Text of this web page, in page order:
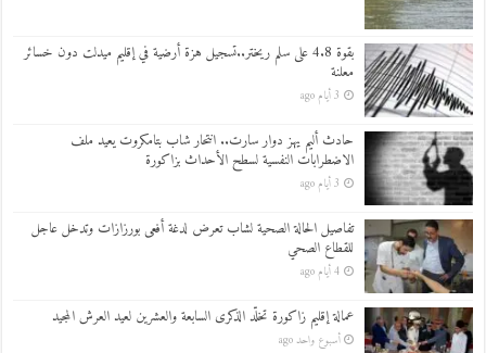
بقوة 4.8 على سلم ريختر..تسجيل هزة أرضية في إقليم ميدلت دون خسائر
معلنة
3 أيام ago
حادث أليم يهز دوار سارت.. انتحار شاب بتامكروت يعيد ملف
الاضطرابات النفسية لسطح الأحداث بزاكورة
3 أيام ago
تفاصيل الحالة الصحية لشاب تعرض لدغة أفعى بورزازات وتدخل عاجل
للقطاع الصحي
4 أيام ago
عمالة إقليم زاكورة تخلّد الذكرى السابعة والعشرين لعيد العرش المجيد
أسبوع واحد ago